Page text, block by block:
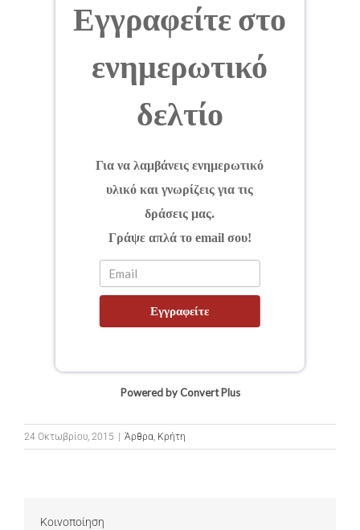
Εγγραφείτε στο
ενημερωτικό
δελτίο
Για να λαμβάνεις ενημερωτικό
υλικό και γνωρίζεις για τις
δράσεις μας.
Γράψε απλά το email σου!
Εγγραφείτε
Powered by Convert Plus
24 Οκτωβρίου, 2015 Άρθρα, Κρήτη
Κοινοποίηση